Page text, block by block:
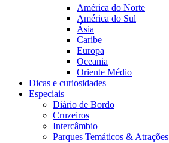
América do Norte
América do Sul
Ásia
Caribe
Europa
Oceania
Oriente Médio
Dicas e curiosidades
Especiais
Diário de Bordo
Cruzeiros
Intercâmbio
Parques Temáticos & Atrações